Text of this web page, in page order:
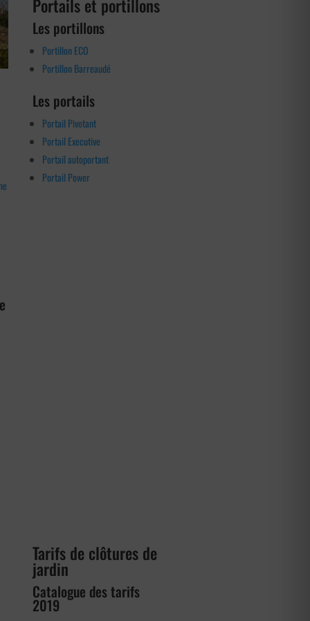
Portails et portillons
Les portillons
Portillon ECO
Portillon Barreaudé
Les portails
Portail Pivotant
Portail Executive
Portail autoportant
Portail Power
Tarifs de clôtures de
jardin
Catalogue des tarifs
2019